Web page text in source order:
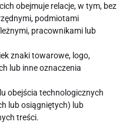
obejmuje relacje, w tym, bez
podmiotami
pracownikami lub
znaki towarowe, logo,
lub inne oznaczenia
obejścia technologicznych
lub osiągniętych) lub
treści.